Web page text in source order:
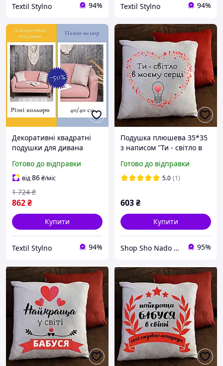
Textil Stylno 94% Textil Stylno 94%
Декоративні квадратні
подушки для дивана
подушок Гіпоалергенні
плюшеві подушки
Готово до відправки
від86₴/міс
862₴
1 724 ₴
Купити
Textil Stylno 94%
Подушка плюшева 35*35
з написом "Ти - світло в
інтер'єрна на подарунок
Готово до відправки
5.0 (1)
603₴
Купити
Shop Sho Nado - інтернет магазин подарунків і прикрас 95%